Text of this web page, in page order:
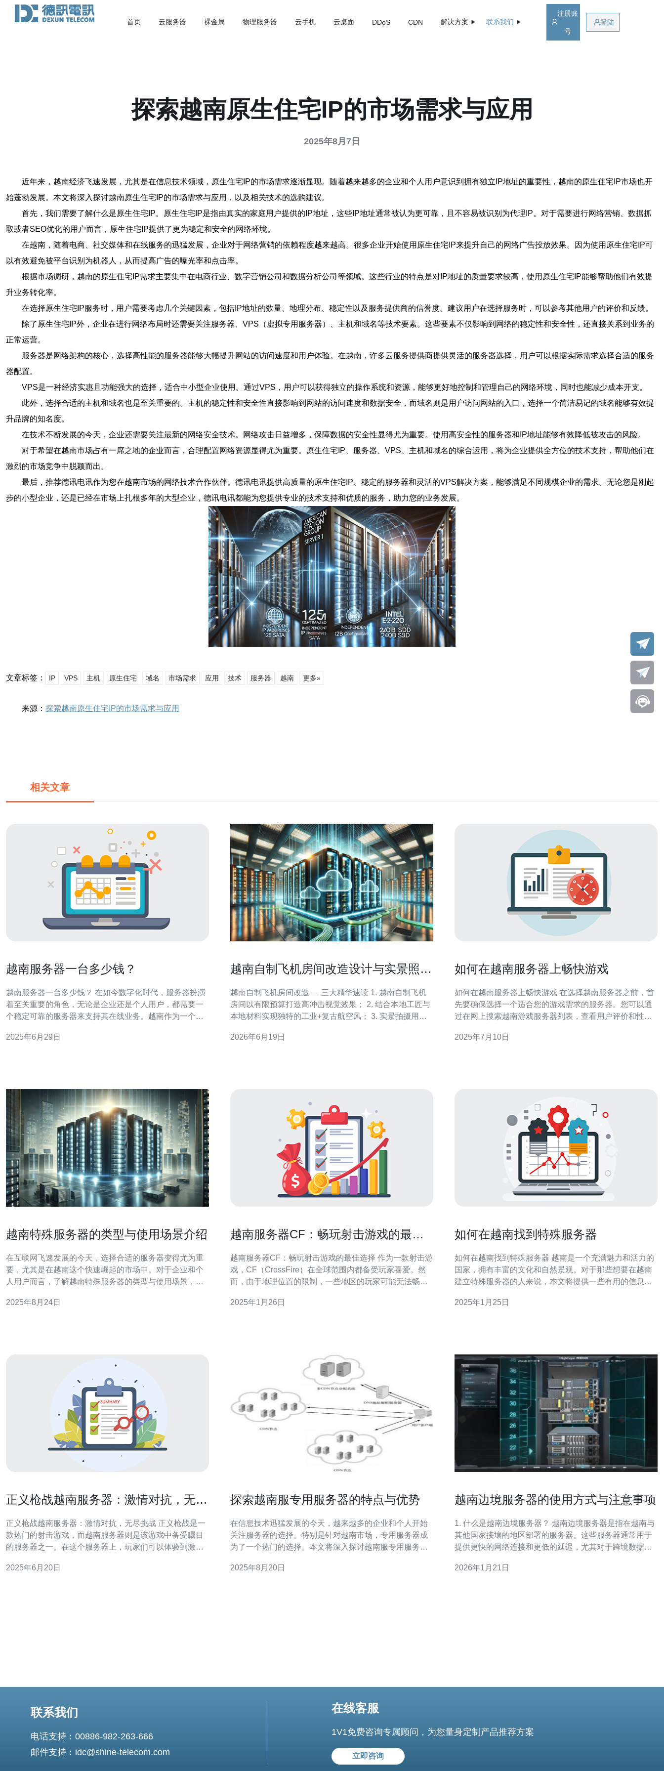
首页 云服务器 裸金属 物理服务器 云手机 云桌面 DDoS CDN 解决方案 联系我们
注册账
号
登陆
探索越南原生住宅IP的市场需求与应用
2025年8月7日
近年来，越南经济飞速发展，尤其是在信息技术领域，原生住宅IP的市场需求逐渐显现。随着越来越多的企业和个人用户意识到拥有独立IP地址的重要性，越南的原生住宅IP市场也开
始蓬勃发展。本文将深入探讨越南原生住宅IP的市场需求与应用，以及相关技术的选购建议。
首先，我们需要了解什么是原生住宅IP。原生住宅IP是指由真实的家庭用户提供的IP地址，这些IP地址通常被认为更可靠，且不容易被识别为代理IP。对于需要进行网络营销、数据抓
取或者SEO优化的用户而言，原生住宅IP提供了更为稳定和安全的网络环境。
在越南，随着电商、社交媒体和在线服务的迅猛发展，企业对于网络营销的依赖程度越来越高。很多企业开始使用原生住宅IP来提升自己的网络广告投放效果。因为使用原生住宅IP可
以有效避免被平台识别为机器人，从而提高广告的曝光率和点击率。
根据市场调研，越南的原生住宅IP需求主要集中在电商行业、数字营销公司和数据分析公司等领域。这些行业的特点是对IP地址的质量要求较高，使用原生住宅IP能够帮助他们有效提
升业务转化率。
在选择原生住宅IP服务时，用户需要考虑几个关键因素，包括IP地址的数量、地理分布、稳定性以及服务提供商的信誉度。建议用户在选择服务时，可以参考其他用户的评价和反馈。
除了原生住宅IP外，企业在进行网络布局时还需要关注服务器、VPS（虚拟专用服务器）、主机和域名等技术要素。这些要素不仅影响到网络的稳定性和安全性，还直接关系到业务的
正常运营。
服务器是网络架构的核心，选择高性能的服务器能够大幅提升网站的访问速度和用户体验。在越南，许多云服务提供商提供灵活的服务器选择，用户可以根据实际需求选择合适的服务
器配置。
VPS是一种经济实惠且功能强大的选择，适合中小型企业使用。通过VPS，用户可以获得独立的操作系统和资源，能够更好地控制和管理自己的网络环境，同时也能减少成本开支。
此外，选择合适的主机和域名也是至关重要的。主机的稳定性和安全性直接影响到网站的访问速度和数据安全，而域名则是用户访问网站的入口，选择一个简洁易记的域名能够有效提
升品牌的知名度。
在技术不断发展的今天，企业还需要关注最新的网络安全技术。网络攻击日益增多，保障数据的安全性显得尤为重要。使用高安全性的服务器和IP地址能够有效降低被攻击的风险。
对于希望在越南市场占有一席之地的企业而言，合理配置网络资源显得尤为重要。原生住宅IP、服务器、VPS、主机和域名的综合运用，将为企业提供全方位的技术支持，帮助他们在
激烈的市场竞争中脱颖而出。
最后，推荐德讯电讯作为您在越南市场的网络技术合作伙伴。德讯电讯提供高质量的原生住宅IP、稳定的服务器和灵活的VPS解决方案，能够满足不同规模企业的需求。无论您是刚起
步的小型企业，还是已经在市场上扎根多年的大型企业，德讯电讯都能为您提供专业的技术支持和优质的服务，助力您的业务发展。
文章标签： IP VPS 主机 原生住宅 域名 市场需求 应用 技术 服务器 越南 更多»
来源： 探索越南原生住宅IP的市场需求与应用
相关文章
越南服务器一台多少钱？
越南服务器一台多少钱？ 在如今数字化时代，服务器扮演
着至关重要的角色，无论是企业还是个人用户，都需要一
个稳定可靠的服务器来支持其在线业务。越南作为一个发
越南服务器一台到底需要多少钱呢？本文将为您详细介
2025年6月29日
越南自制飞机房间改造设计与实景照片
越南自制飞机房间改造 — 三大精华速读 1. 越南自制飞机
房间以有限预算打造高冲击视觉效果； 2. 结合本地工匠与
本地材料实现独特的工业+复古航空风； 3. 实景拍摄用镜
并监理多项主题改造项目的设计师，我将用专业与现场经
2026年6月19日
如何在越南服务器上畅快游戏
如何在越南服务器上畅快游戏 在选择越南服务器之前，首
先要确保选择一个适合您的游戏需求的服务器。您可以通
过在网上搜索越南游戏服务器列表，查看用户评价和性能
重要的。确保您的网络连接无延迟和丢包，以免影响游戏
2025年7月10日
越南特殊服务器的类型与使用场景介绍
在互联网飞速发展的今天，选择合适的服务器变得尤为重
要，尤其是在越南这个快速崛起的市场中。对于企业和个
人用户而言，了解越南特殊服务器的类型与使用场景，可
南特殊服务器的各种类型，包括云服务器、VPS（虚拟私
2025年8月24日
越南服务器CF：畅玩射击游戏的最佳
越南服务器CF：畅玩射击游戏的最佳选择 作为一款射击游
戏，CF（CrossFire）在全球范围内都备受玩家喜爱。然
而，由于地理位置的限制，一些地区的玩家可能无法畅玩
最佳选择。 越南服务器CF是专门为越南地区玩家提供的
2025年1月26日
如何在越南找到特殊服务器
如何在越南找到特殊服务器 越南是一个充满魅力和活力的
国家，拥有丰富的文化和自然景观。对于那些想要在越南
建立特殊服务器的人来说，本文将提供一些有用的信息和
的服务器提供商。确保提供商能够提供高质量的硬件设备
2025年1月25日
正义枪战越南服务器：激情对抗，无尽
正义枪战越南服务器：激情对抗，无尽挑战 正义枪战是一
款热门的射击游戏，而越南服务器则是该游戏中备受瞩目
的服务器之一。在这个服务器上，玩家们可以体验到激烈
家们将迎来激情四射的对抗。无论是与电脑AI还是其他真
2025年6月20日
探索越南服专用服务器的特点与优势
在信息技术迅猛发展的今天，越来越多的企业和个人开始
关注服务器的选择。特别是针对越南市场，专用服务器成
为了一个热门的选择。本文将深入探讨越南服专用服务器
策。 首先，越南服专用服务器的一个显著特点是其优越的
2025年8月20日
越南边境服务器的使用方式与注意事项
1. 什么是越南边境服务器？ 越南边境服务器是指在越南与
其他国家接壤的地区部署的服务器。这些服务器通常用于
提供更快的网络连接和更低的延迟，尤其对于跨境数据传
户体验，还能够帮助企业更好地适应本地市场的需求。 2.
2026年1月21日
联系我们
电话支持：00886-982-263-666
邮件支持：idc@shine-telecom.com
在线客服
1V1免费咨询专属顾问，为您量身定制产品推荐方案
立即咨询